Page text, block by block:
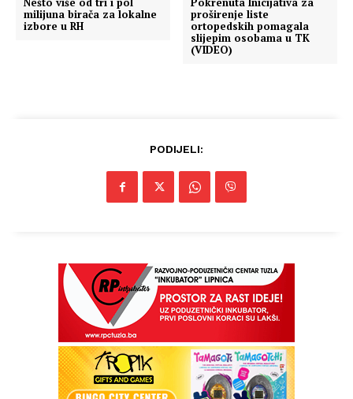
milijuna birača za lokalne
izbore u RH
proširenje liste
ortopedskih pomagala
slijepim osobama u TK
(VIDEO)
PODIJELI: